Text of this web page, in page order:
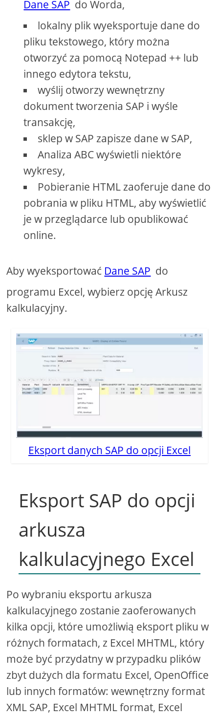
Dane SAP do Worda,
lokalny plik wyeksportuje dane do
pliku tekstowego, który można
otworzyć za pomocą Notepad ++ lub
innego edytora tekstu,
wyślij otworzy wewnętrzny
dokument tworzenia SAP i wyśle ​​
transakcję,
sklep w SAP zapisze dane w SAP,
Analiza ABC wyświetli niektóre
wykresy,
Pobieranie HTML zaoferuje dane do
pobrania w pliku HTML, aby wyświetlić
je w przeglądarce lub opublikować
online.
Aby wyeksportować Dane SAP do
programu Excel, wybierz opcję Arkusz
kalkulacyjny.
Eksport danych SAP do opcji Excel
Eksport SAP do opcji
arkusza
kalkulacyjnego Excel
Po wybraniu eksportu arkusza
kalkulacyjnego zostanie zaoferowanych
kilka opcji, które umożliwią eksport pliku w
różnych formatach, z Excel MHTML, który
może być przydatny w przypadku plików
zbyt dużych dla formatu Excel, OpenOffice
lub innych formatów: wewnętrzny format
XML SAP, Excel MHTML format, Excel